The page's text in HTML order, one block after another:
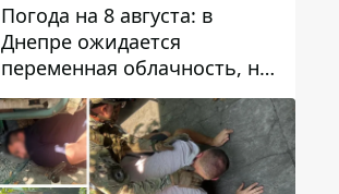
Погода на 8 августа: в
Днепре ожидается
переменная облачность, но
может пойти дождь